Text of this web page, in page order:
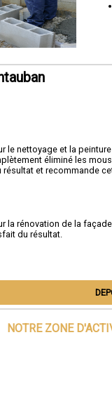
le nettoyage et la
éliminé les
et recommande
la rénovation de la
du résultat.
NOTRE ZONE